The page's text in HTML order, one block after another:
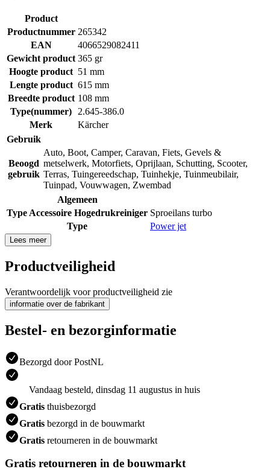
Product
Productnummer 265342
EAN
4066529082411
Gewicht product 365 gr
Hoogte product 51 mm
Lengte product 615 mm
Breedte product 108 mm
Type(nummer)
2.645-386.0
Merk
Kärcher
Gebruik
Beoogd
gebruik
Auto, Boot, Camper, Caravan, Fiets, Gevels &
metselwerk, Motorfiets, Oprijlaan, Schutting, Scooter,
Terras, Tuingereedschap, Tuinhekje, Tuinmeubilair,
Tuinpad, Vouwwagen, Zwembad
Algemeen
Type Accessoire Hogedrukreiniger Sproeilans turbo
Type
Power jet
Lees meer
Productveiligheid
Verantwoordelijk voor productveiligheid zie
informatie over de fabrikant
Bestel- en bezorginformatie
Bezorgd door PostNL
Vandaag besteld, dinsdag 11 augustus in huis
Gratis thuisbezorgd
Gratis bezorgd in de bouwmarkt
Gratis retourneren in de bouwmarkt
Gratis retourneren in de bouwmarkt